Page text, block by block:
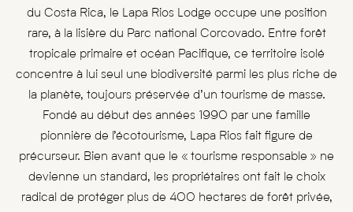
du Costa Rica, le Lapa Rios Lodge occupe une position
rare, à la lisière du Parc national Corcovado. Entre forêt
tropicale primaire et océan Pacifique, ce territoire isolé
concentre à lui seul une biodiversité parmi les plus riche de
la planète, toujours préservée d’un tourisme de masse.
Fondé au début des années 1990 par une famille
pionnière de l’écotourisme, Lapa Rios fait figure de
précurseur. Bien avant que le « tourisme responsable » ne
devienne un standard, les propriétaires ont fait le choix
radical de protéger plus de 400 hectares de forêt privée,